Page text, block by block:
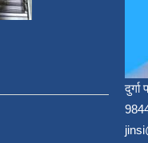
दुर्गा